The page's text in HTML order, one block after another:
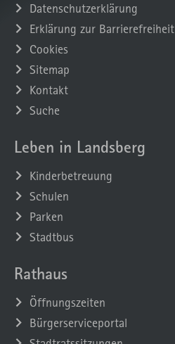
Datenschutzerklärung
Erklärung zur Barrierefreiheit
Cookies
Sitemap
Kontakt
Suche
Leben in Landsberg
Kinderbetreuung
Schulen
Parken
Stadtbus
Rathaus
Öffnungszeiten
Bürgerserviceportal